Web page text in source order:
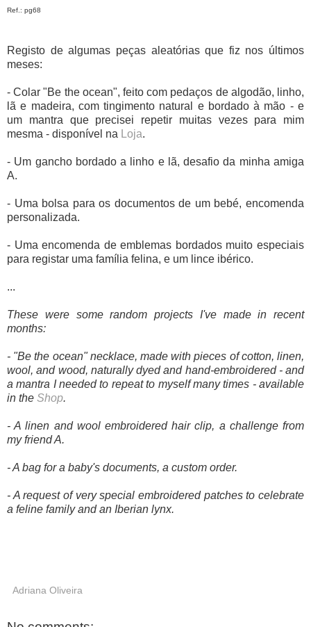
Ref.: pg68
Registo de algumas peças aleatórias que fiz nos últimos
meses:
- Colar "Be the ocean", feito com pedaços de algodão, linho,
lã e madeira, com tingimento natural e bordado à mão - e
um mantra que precisei repetir muitas vezes para mim
mesma - disponível na
Loja.
- Um gancho bordado a linho e lã, desafio da minha amiga
A.
- Uma bolsa para os documentos de um bebé, encomenda
personalizada.
- Uma encomenda de emblemas bordados muito especiais
para registar uma família felina, e um lince ibérico.
...
These were some random projects I've made in recent
months:
- "Be the ocean" necklace, made with pieces of cotton, linen,
wool, and wood, naturally dyed and hand-embroidered - and
a mantra I needed to repeat to myself many times - available
in the Shop.
- A linen and wool embroidered hair clip, a challenge from
my friend A.
- A bag for a baby's documents, a custom order.
- A request of very special embroidered patches to celebrate
a feline family and an Iberian lynx.
Adriana Oliveira